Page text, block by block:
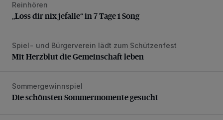
„Loss dir nix jefalle“ in 7 Tage 1 Song
Reinhören
„Loss dir nix jefalle“ in 7 Tage 1 Song
Mit Herzblut die Gemeinschaft leben
Spiel- und Bürgerverein lädt zum Schützenfest
Mit Herzblut die Gemeinschaft leben
Die schönsten Sommermomente gesucht
Sommergewinnspiel
Die schönsten Sommermomente gesucht